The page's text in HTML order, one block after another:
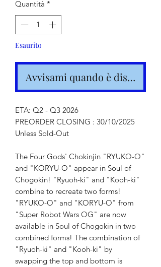
Quantità *
Esaurito
Avvisami quando è disponibile
ETA: Q2 - Q3 2026
PREORDER CLOSING : 30/10/2025
Unless Sold-Out
The Four Gods' Chokinjin "RYUKO-O"
and "KORYU-O" appear in Soul of
Chogokin! "Ryuoh-ki" and "Kooh-ki"
combine to recreate two forms!
"RYUKO-O" and "KORYU-O" from
"Super Robot Wars OG" are now
available in Soul of Chogokin in two
combined forms! The combination of
"Ryuoh-ki" and "Kooh-ki" by
swapping the top and bottom is